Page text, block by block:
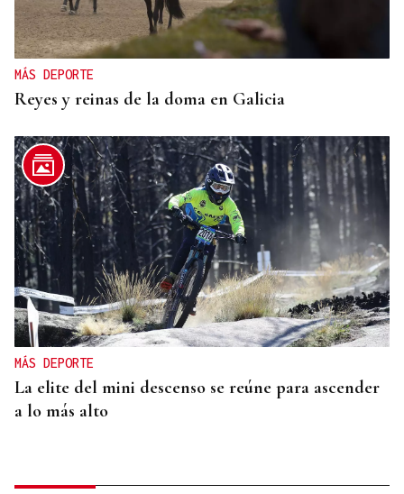
MÁS DEPORTE
Reyes y reinas de la doma en Galicia
MÁS DEPORTE
La elite del mini descenso se reúne para ascender
a lo más alto